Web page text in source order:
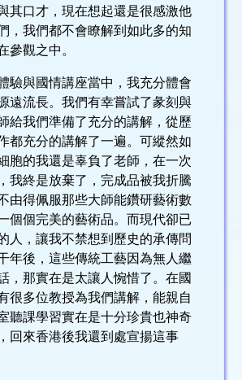
其口才，現在想起還是很感激他
，我們都不會瞭解到如此多的知
參觀之中。
驗與國情講座當中，我充分體會
遠流長。我們有幸嘗試了彖刻與
給我們準備了充分的講解，從歷
都充分的講解了一遍。可縱然如
胞的我還是辜負了老師，在一次
我終是放棄了，完成品被我折騰
由得佩服那些大師能鑽研藝術數
個個完美的藝術品。而現代卻已
人，讓我不禁想到歷史的承傳問
年後，這些傳統工藝因為無人繼
，那實在是太讓人惋惜了。在國
很多位教授為我們講解，能親自
聽課學習實在是十分珍貴也神奇
回來香港後我還到處宣揚這事